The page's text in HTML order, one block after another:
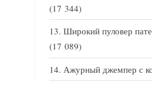
(17 344)
Широкий пуловер
(17 089)
Ажурный джемпер с